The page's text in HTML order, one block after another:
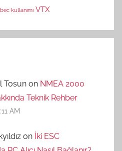
kullanımı VTX
Tosun on NMEA 2000
Teknik Rehber
AM
on İki ESC